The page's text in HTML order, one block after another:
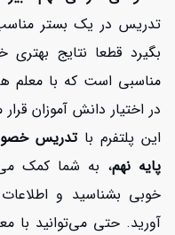
تدریس در یک بستر
بگیرد قطعا نتایج
مناسبی است که با معلم
در اختیار دانش آموزان
این پلتفرم باتدریس
پایه نهم، به شما کمک
خوبی بشناسید و
آورید. حتی می‌توانید با